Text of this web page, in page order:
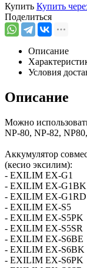
Купить Купить
Поделиться
Описание
Условия
Описание
Можно
NP-80, NP-82,
Аккумулятор
(кесио эксилим):
- EXILIM EX-G1
- EXILIM EX-G1BK
- EXILIM EX-G1RD
- EXILIM EX-S5
- EXILIM EX-S5PK
- EXILIM EX-S5SR
- EXILIM EX-S6BE
- EXILIM EX-S6BK
- EXILIM EX-S6PK